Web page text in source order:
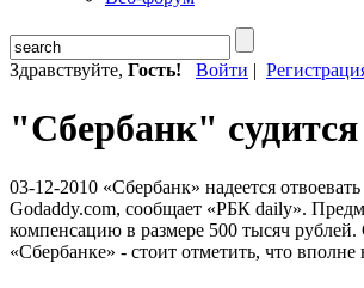
Здравствуйте, Гость! Войти |
"Сбербанк" судится
03-12-2010 «Сбербанк» надеется
Godaddy.com, сообщает «РБК daily».
компенсацию в размере 500 тысяч
«Сбербанке» - стоит отметить, что